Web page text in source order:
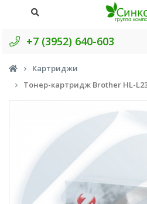
+7 (3952) 640-603
Картриджи
Тонер-картридж Brother HL-